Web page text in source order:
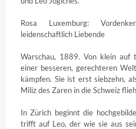
Rosa Luxemburg:
leidenschaftlich Liebende
Warschau, 1889. Von klein auf
einer besseren, gerechteren
kämpfen. Sie ist erst siebzehn,
Miliz des Zaren in die Schweiz
In Zürich beginnt die
trifft auf Leo, der wie sie aus